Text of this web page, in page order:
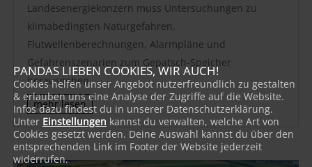
Landesenergiekonzern muss Untersuchungen zu
klimabedingten Naturgefahren,
Flutwellenberechnungen, Alarmpläne und
Gefahrenszenarien zum Gepatsch-Speicher
herausgeben
mehr lesen
PANDAS LIEBEN COOKIES, WIR AUCH!
Cookies helfen unser Angebot nutzerfreundlich zu gestalten
& erlauben uns eine Analyse der Zugriffe auf die Website.
Infos dazu findest du in unserer Datenschutzerklärung.
Unter Einstellungen kannst du verwalten, welche Art von
Cookies gesetzt werden. Deine Auswahl kannst du über den
entsprechenden Link im Footer der Website jederzeit
widerrufen.